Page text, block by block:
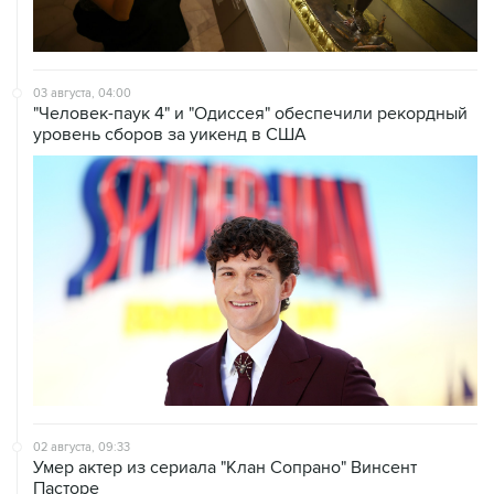
03 августа, 04:00
"Человек-паук 4" и "Одиссея" обеспечили рекордный
уровень сборов за уикенд в США
02 августа, 09:33
Умер актер из сериала "Клан Сопрано" Винсент
Пасторе